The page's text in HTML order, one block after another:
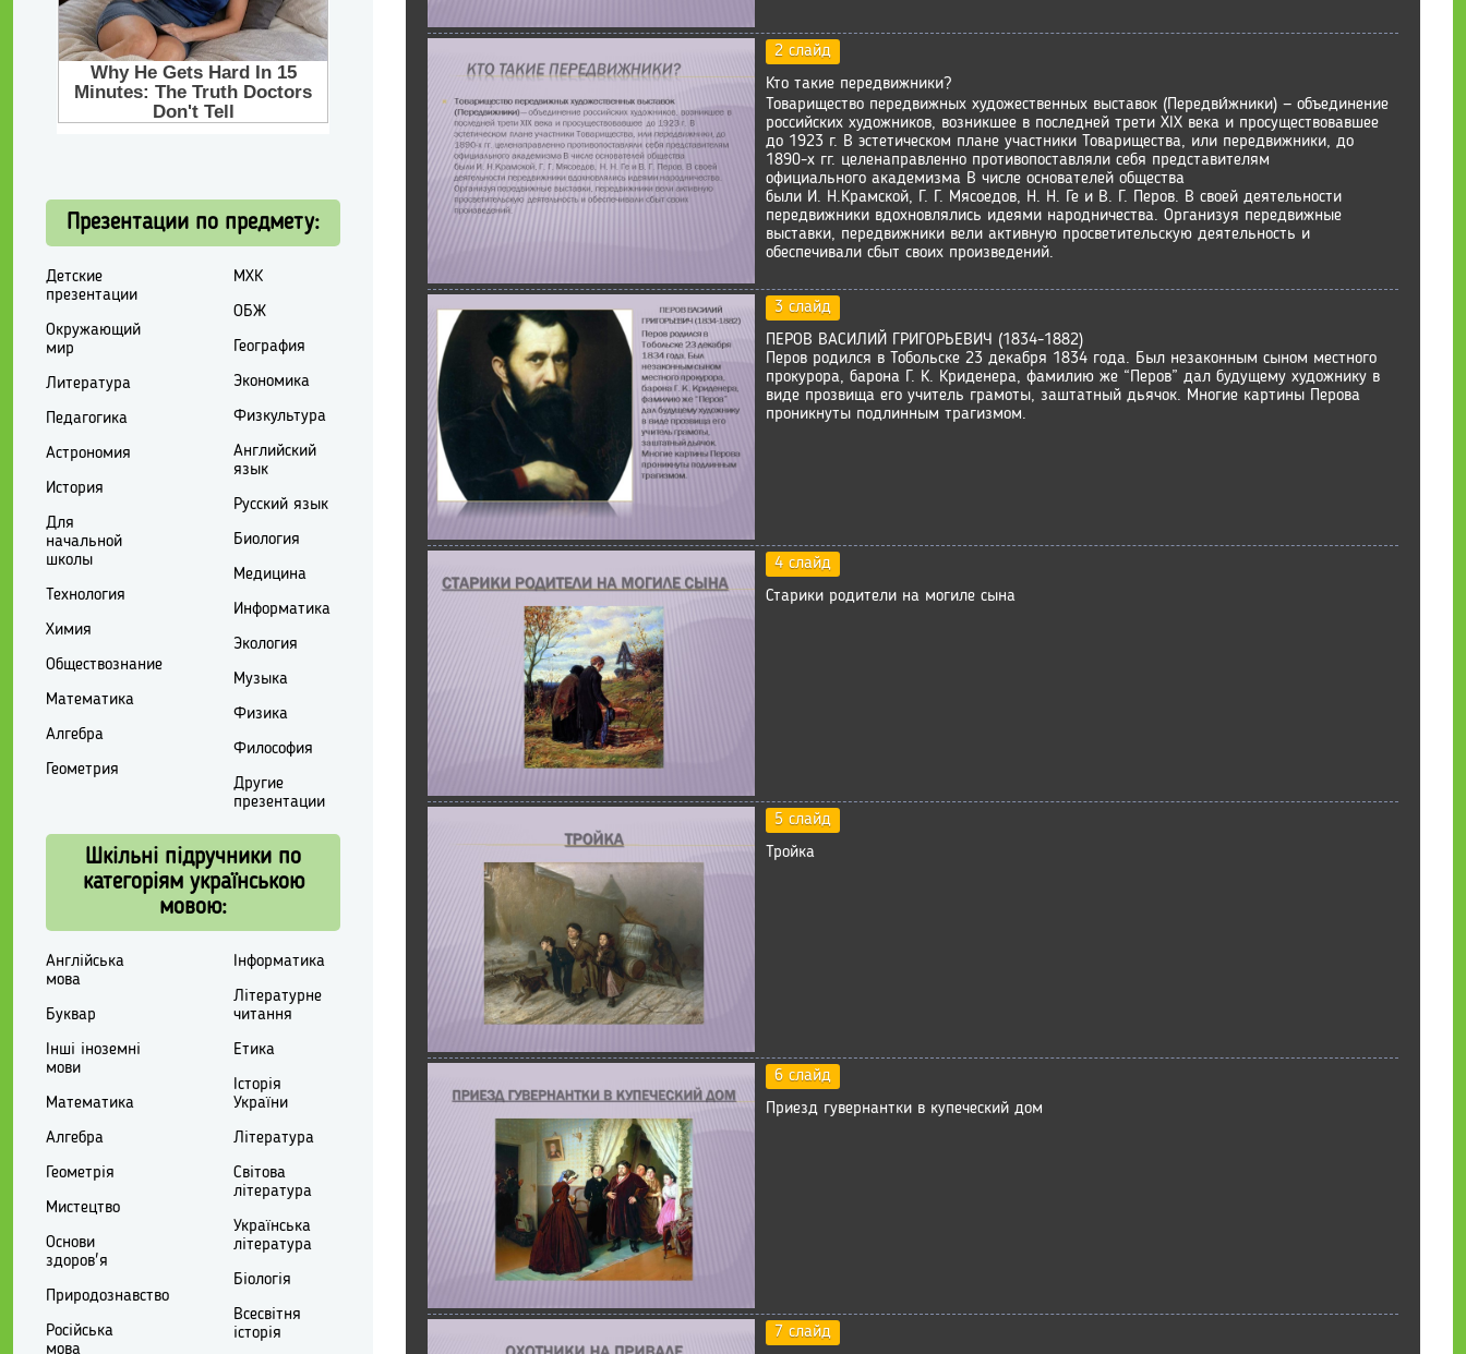
2 слайд
Кто такие передвижники?
Товарищество передвижных художественных выставок (Передви́жники) — объединение
российских художников, возникшее в последней трети XIX века и просуществовавшее
до 1923 г. В эстетическом плане участники Товарищества, или передвижники, до
1890-х гг. целенаправленно противопоставляли себя представителям
официального академизма В числе основателей общества
были И. Н.Крамской, Г. Г. Мясоедов, Н. Н. Ге и В. Г. Перов. В своей деятельности
передвижники вдохновлялись идеями народничества. Организуя передвижные
выставки, передвижники вели активную просветительскую деятельность и
обеспечивали сбыт своих произведений.
3 слайд
ПЕРОВ ВАСИЛИЙ ГРИГОРЬЕВИЧ (1834-1882)
Перов родился в Тобольске 23 декабря 1834 года. Был незаконным сыном местного
прокурора, барона Г. К. Криденера, фамилию же “Перов” дал будущему художнику в
виде прозвища его учитель грамоты, заштатный дьячок. Многие картины Перова
проникнуты подлинным трагизмом.
4 слайд
Старики родители на могиле сына
5 слайд
Тройка
6 слайд
Приезд гувернантки в купеческий дом
7 слайд
Презентации по предмету:
Детские
презентации
Окружающий
мир
Литература
Педагогика
Астрономия
История
Для
начальной
школы
Технология
Химия
Обществознание
Математика
Алгебра
Геометрия
МХК
ОБЖ
География
Экономика
Физкультура
Английский
язык
Русский язык
Биология
Медицина
Информатика
Экология
Музыка
Физика
Философия
Другие
презентации
Шкільні підручники по
категоріям українською
мовою:
Англійська
мова
Буквар
Інші іноземні
мови
Математика
Алгебра
Геометрія
Мистецтво
Основи
здоров'я
Природознавство
Російська
мова
Інформатика
Літературне
читання
Етика
Історія
України
Література
Світова
література
Українська
література
Біологія
Всесвітня
історія